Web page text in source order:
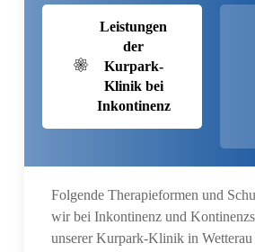
Leistungen
der
Kurpark-
Klinik bei
Inkontinenz
Folgende Therapieformen und
wir bei Inkontinenz und
unserer Kurpark-Klinik in Wetterau